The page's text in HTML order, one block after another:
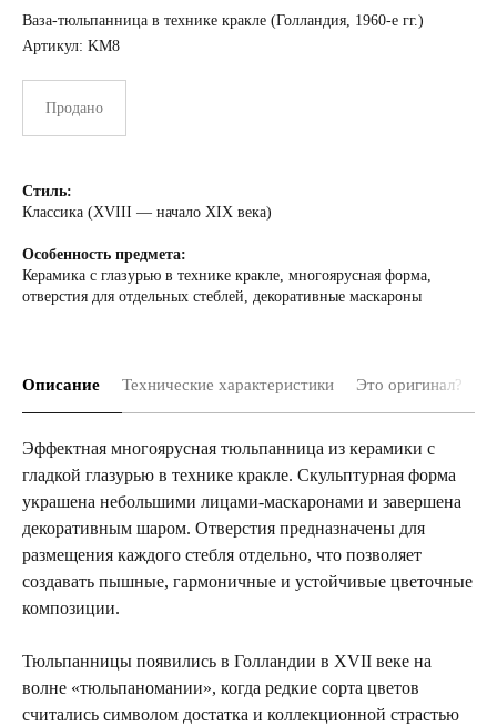
Ваза-тюльпанница в технике кракле (Голландия, 1960-е гг.)
Артикул: KM8
Продано
Стиль:
Классика (XVIII — начало XIX века)
Особенность предмета:
Керамика с глазурью в технике кракле, многоярусная форма,
отверстия для отдельных стеблей, декоративные маскароны
Описание Технические характеристики Это оригинал?
Эффектная многоярусная тюльпанница из керамики с
гладкой глазурью в технике кракле. Скульптурная форма
украшена небольшими лицами-маскаронами и завершена
декоративным шаром. Отверстия предназначены для
размещения каждого стебля отдельно, что позволяет
создавать пышные, гармоничные и устойчивые цветочные
композиции.
Тюльпанницы появились в Голландии в XVII веке на
волне «тюльпаномании», когда редкие сорта цветов
считались символом достатка и коллекционной страстью